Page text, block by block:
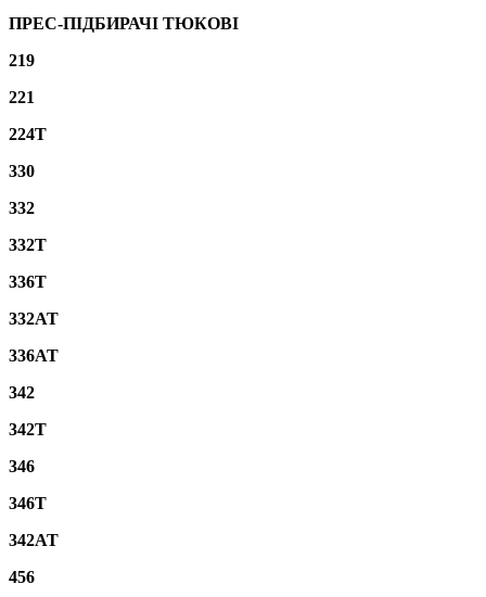
ПРЕС-ПІДБИРАЧІ ТЮКОВІ
219
221
224T
330
332
332T
336T
332AT
336AT
342
342T
346
346T
342AT
456